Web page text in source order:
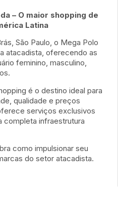
– O maior shopping de
Latina
São Paulo, o Mega Polo
atacadista, oferecendo as
feminino, masculino,
é o destino ideal para
qualidade e preços
serviços exclusivos
completa infraestrutura
como impulsionar seu
do setor atacadista.